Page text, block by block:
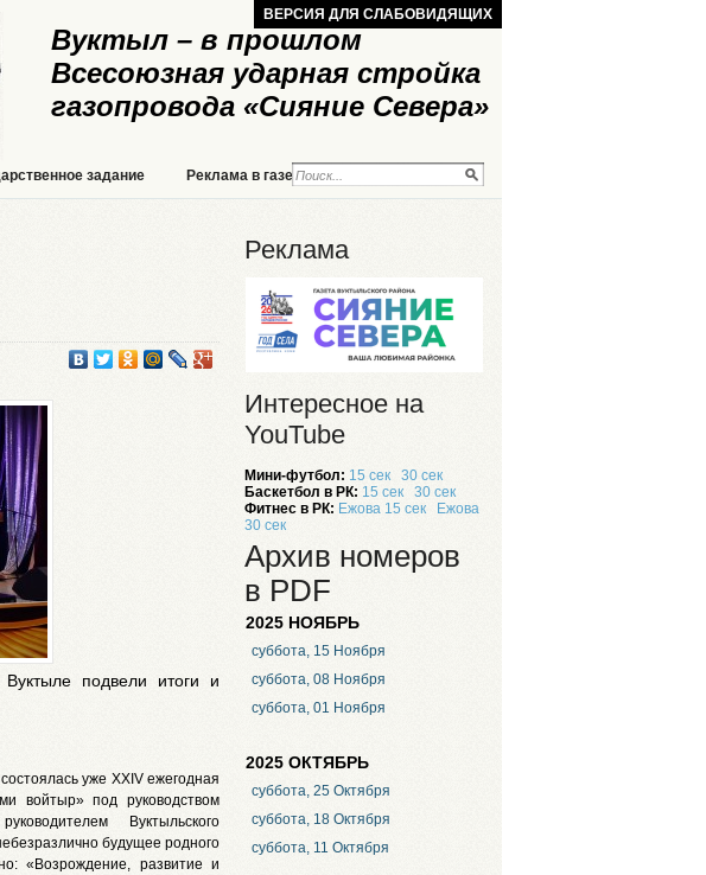
Вуктыл – в прошлом
Всесоюзная ударная стройка
газопровода «Сияние Севера»
ВЕРСИЯ ДЛЯ СЛАБОВИДЯЩИХ
задание Реклама в газете Реклама на сайте
подвели итоги и
уже XXIV ежегодная
войтыр» под руководством
Вуктыльского
будущее родного
«Возрождение, развитие и
Реклама
Интересное на
YouTube
Мини-футбол: 15 сек
30 сек
Баскетбол в РК: 15 сек
30 сек
Фитнес в РК: Ежова 15 сек
Ежова
30 сек
Архив номеров
в PDF
2025 НОЯБРЬ
суббота, 15 Ноября
суббота, 08 Ноября
суббота, 01 Ноября
2025 ОКТЯБРЬ
суббота, 25 Октября
суббота, 18 Октября
суббота, 11 Октября